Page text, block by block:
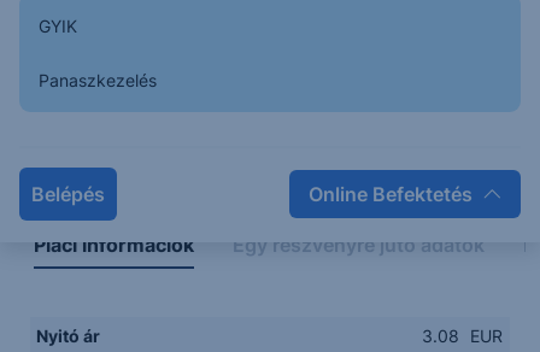
GYIK
Panaszkezelés
Belépés Online Befektetés
Napon belüli Historikus
Piaci információk Egy részvényre jutó adatok
Nyitó ár 3.08
EUR